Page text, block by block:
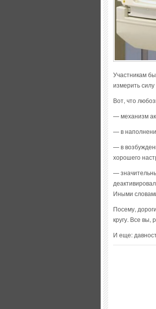
Участникам
измерить
Вот, что
— механизм
— в
— в
хорошего
—
Иными
Посему,
кругу. Все вы,
И еще: